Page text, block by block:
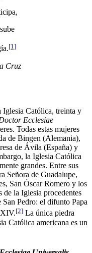
[1]
Cruz
Iglesia Católica, treinta y
Ecclesiae
Todas estas mujeres
de Bingen (Alemania),
de Ávila (España) y
la Iglesia Católica
grandes. Entre sus
Señora de Guadalupe,
San Óscar Romero y los
de la Iglesia procedentes
Pedro: el difunto Papa
XIV.[2] La única piedra
Católica americana es un